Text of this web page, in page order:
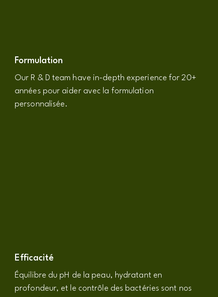
Formulation
Our R & D team have in-depth experience for 20+
années pour aider avec la formulation
personnalisée.
Efficacité
Équilibre du pH de la peau, hydratant en
profondeur, et le contrôle des bactéries sont nos